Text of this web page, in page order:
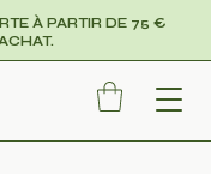
À PARTIR DE 75 €